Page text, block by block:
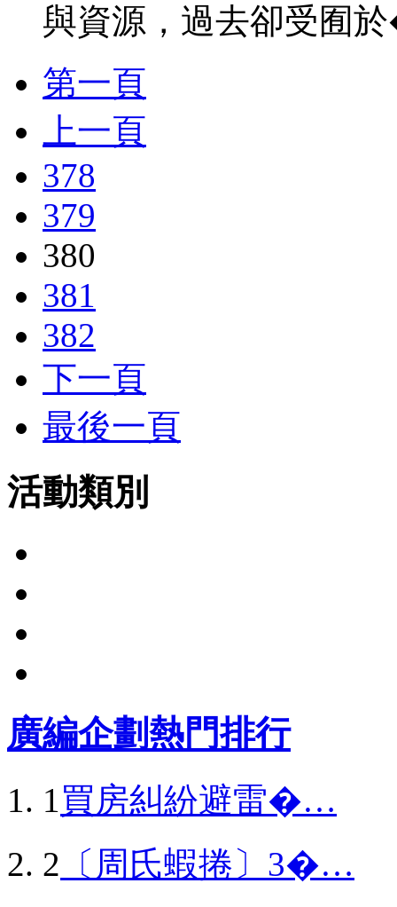
與資源，過去卻受囿
第一頁
上一頁
378
379
380
381
382
下一頁
最後一頁
活動類別
廣編企劃熱門排行
1買房糾紛避雷�…
2 〔周氏蝦捲〕3�…